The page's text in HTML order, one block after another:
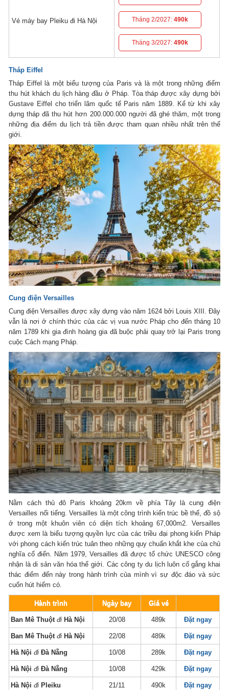
Vé máy bay Pleiku đi Hà Nội Tháng 2/2027:490k
Tháng 3/2027:490k
Tháp Eiffel
Tháp Eiffel là một biểu tượng của Paris và là một trong những điểm
thu hút khách du lịch hàng đầu ở Pháp. Tòa tháp được xây dựng bởi
Gustave Eiffel cho triển lãm quốc tế Paris năm 1889. Kể từ khi xây
dựng tháp đã thu hút hơn 200.000.000 người đã ghé thăm, một trong
những địa điểm du lịch trả tiền được tham quan nhiều nhất trên thế
giới.
Cung điện Versailles
Cung điện Versailles được xây dựng vào năm 1624 bởi Louis XIII. Đây
vẫn là nơi ở chính thức của các vị vua nước Pháp cho đến tháng 10
năm 1789 khi gia đình hoàng gia đã buộc phải quay trở lại Paris trong
cuộc Cách mạng Pháp.
Nằm cách thủ đô Paris khoảng 20km về phía Tây là cung điện
Versailles nổi tiếng. Versailles là một công trình kiến trúc bề thế, đồ sộ
ở trong một khuôn viên có diện tích khoảng 67,000m2. Versailles
được xem là biểu tượng quyền lực của các triều đại phong kiến Pháp
với phong cách kiến trúc tuân theo những quy chuẩn khắt khe của chủ
nghĩa cổ điển. Năm 1979, Versailles đã được tổ chức UNESCO công
nhận là di sản văn hóa thế giới. Các công ty du lịch luôn cố gắng khai
thác điểm đến này trong hành trình của mình vì sự độc đáo và sức
cuốn hút hiếm có.
Hành trình Ngày bay Giá vé
Ban Mê Thuộtđi Hà Nội 20/08 489k Đặt ngay
Ban Mê Thuộtđi Hà Nội 22/08 489k Đặt ngay
Hà Nộiđi Đà Nẵng 10/08 289k Đặt ngay
Hà Nộiđi Đà Nẵng 10/08 429k Đặt ngay
Hà Nộiđi Pleiku 21/11 490k Đặt ngay